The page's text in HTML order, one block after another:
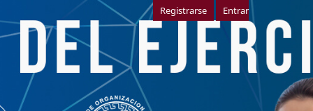
Registrarse Entrar